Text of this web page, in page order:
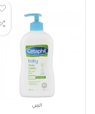
البيبي